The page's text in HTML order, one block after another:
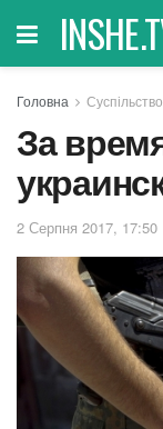
Головна Суспільство
За
2 Серпня 2017, 17:50